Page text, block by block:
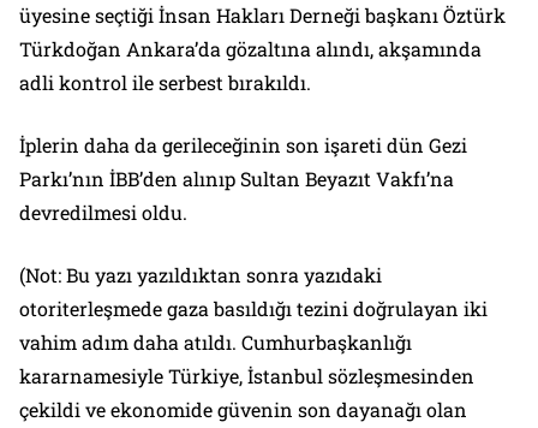
üyesine seçtiği İnsan Hakları Derneği başkanı Öztürk
Türkdoğan Ankara’da gözaltına alındı, akşamında
adli kontrol ile serbest bırakıldı.
İplerin daha da gerileceğinin son işareti dün Gezi
Parkı’nın İBB’den alınıp Sultan Beyazıt Vakfı’na
devredilmesi oldu.
(Not: Bu yazı yazıldıktan sonra yazıdaki
otoriterleşmede gaza basıldığı tezini doğrulayan iki
vahim adım daha atıldı. Cumhurbaşkanlığı
kararnamesiyle Türkiye, İstanbul sözleşmesinden
çekildi ve ekonomide güvenin son dayanağı olan